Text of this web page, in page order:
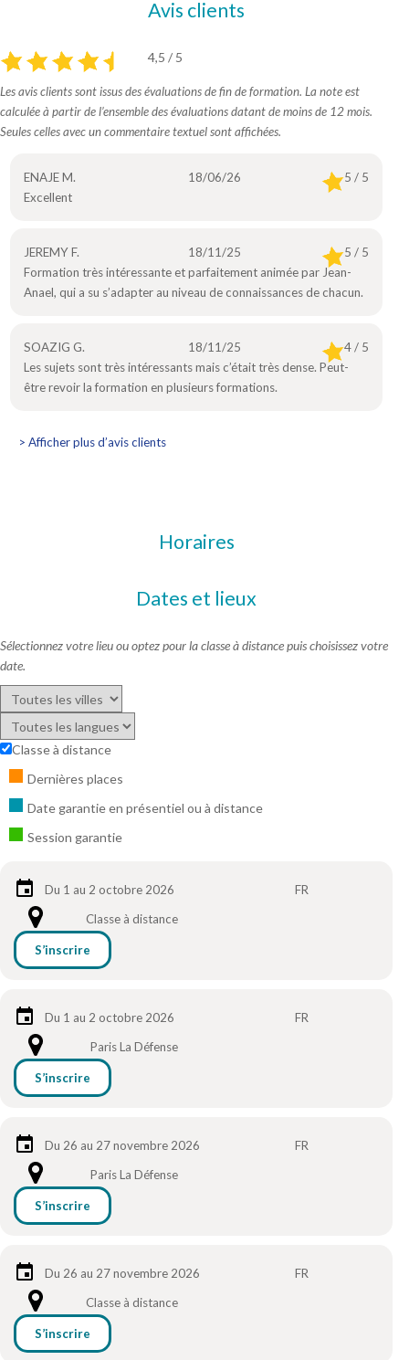
Avis clients
4,5 / 5
Les avis clients sont issus des évaluations de fin de formation. La note est
calculée à partir de l’ensemble des évaluations datant de moins de 12 mois.
Seules celles avec un commentaire textuel sont affichées.
ENAJE M. 18/06/26
5 / 5
Excellent
JEREMY F. 18/11/25
5 / 5
Formation très intéressante et parfaitement animée par Jean-
Anael, qui a su s’adapter au niveau de connaissances de chacun.
SOAZIG G. 18/11/25
4 / 5
Les sujets sont très intéressants mais c’était très dense. Peut-
être revoir la formation en plusieurs formations.
> Afficher plus d’avis clients
Horaires
Dates et lieux
Sélectionnez votre lieu ou optez pour la classe à distance puis choisissez votre
date.
Classe à distance
Dernières places
Date garantie en présentiel ou à distance
Session garantie
Du 1 au 2 octobre 2026
FR
Classe à distance
S’inscrire
Du 1 au 2 octobre 2026
FR
Paris La Défense
S’inscrire
Du 26 au 27 novembre 2026
FR
Paris La Défense
S’inscrire
Du 26 au 27 novembre 2026
FR
Classe à distance
S’inscrire